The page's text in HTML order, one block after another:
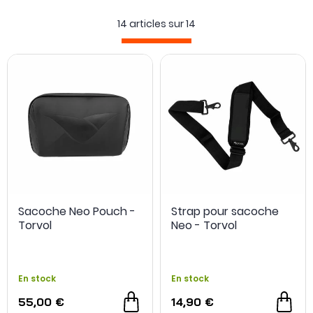
Les solutions de stockages et de transport pour DJI Neo
sont desaccessoiresincontournablesà acquérir.
14 articles sur14
Sacoche Neo Pouch -
Torvol
En stock
55,00 €
Strap pour sacoche
Neo - Torvol
En stock
14,90 €